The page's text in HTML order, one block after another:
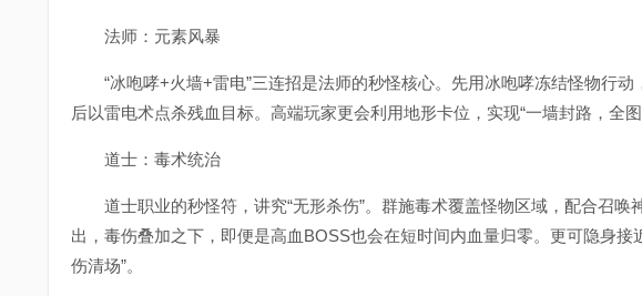
法师：元素风暴
“冰咆哮+火墙+雷电”三连招是法师的秒怪核心。先用冰咆哮冻结怪物行动
后以雷电术点杀残血目标。高端玩家更会利用地形卡位，实现“一墙封路，全图
道士：毒术统治
道士职业的秒怪符，讲究“无形杀伤”。群施毒术覆盖怪物区域，配合召唤
出，毒伤叠加之下，即便是高血BOSS也会在短时间内血量归零。更可隐身接
伤清场”。